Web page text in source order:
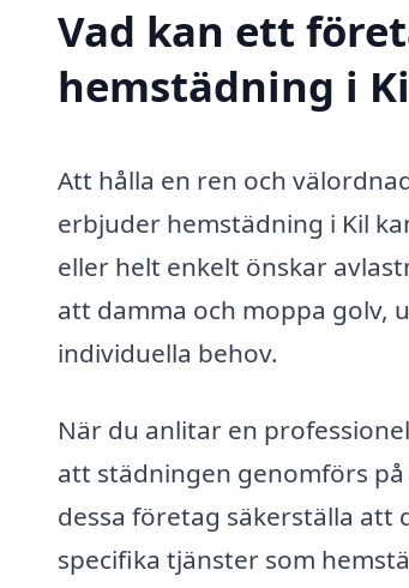
Vad kan ett
hemstädning i
Att hålla en ren och
erbjuder hemstädning i Kil
eller helt enkelt önskar
att damma och moppa golv,
individuella behov.
När du anlitar en
att städningen genomförs
dessa företag säkerställa
specifika tjänster som